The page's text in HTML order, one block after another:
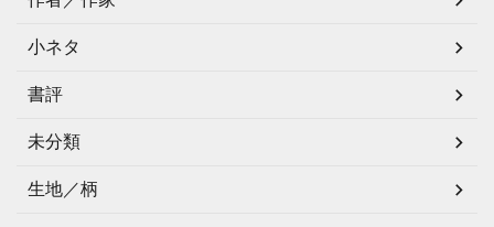
小ネタ
書評
未分類
生地／柄